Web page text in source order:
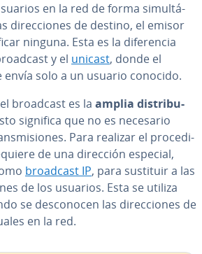
en la red de forma si­mu­l­tá­
di­re­c­cio­nes de destino, el emisor
ninguna. Esta es la di­fe­re­n­cia
y el unicast, donde el
envía solo a un usuario conocido.
broadcast es la amplia di­s­tri­bu­
significa que no es necesario
Para realizar el pro­ce­di­
de una dirección especial,
broadcast IP, para sustituir a las
de los usuarios. Esta se utiliza
se de­s­co­no­cen las di­re­c­cio­nes de
en la red.